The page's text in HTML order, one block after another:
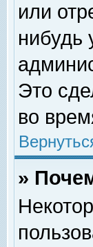
или
нибудь
Это
во
»